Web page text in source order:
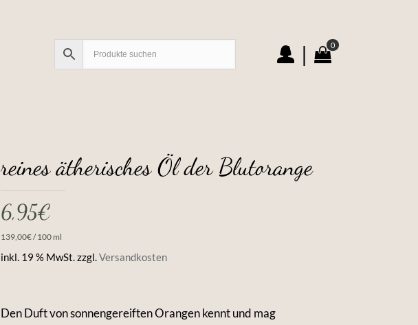
| 0
reines ätherisches Öl der Blutorange
6,95€
139,00€/100 ml
inkl. 19 % MwSt.zzgl.Versandkosten
Den Duft von sonnengereiften Orangen kennt und mag